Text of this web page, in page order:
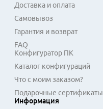
Доставка и оплата
Самовывоз
Гарантия и возврат
FAQ
Конфигуратор ПК
Каталог конфигураций
Что с моим заказом?
Подарочные сертификаты
Информация